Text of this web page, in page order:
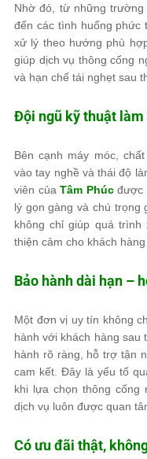
Nhờ đó, từ những
đến các tình huống
xử lý theo hướng phù
giúp dịch vụ thông cống
và hạn chế tái nghẹt sau
Đội ngũ kỹ thuật
Bên cạnh máy móc,
vào tay nghề và thái độ
viên củaTâm Phúcđược
lý gọn gàng và chú trọng
không chỉ giúp quá
thiện cảm cho khách
Bảo hành dài hạn –
Một đơn vị uy tín không
hành với khách hàng sau
hành rõ ràng, hỗ trợ tận
cam kết. Đây là yếu tố
khi lựa chọn thông cống
dịch vụ luôn được quan
Có ưu đãi thật,